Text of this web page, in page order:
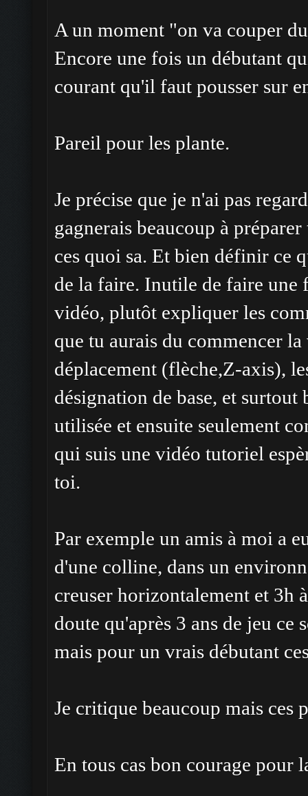
A un moment "on va couper
Encore une fois un débutant
courant qu'il faut pousser sur
Pareil pour les plante.
Je précise que je n'ai pas
gagnerais beaucoup à
ces quoi sa. Et bien définir ce
de la faire. Inutile de faire une
vidéo, plutôt expliquer les
que tu aurais du commencer
déplacement (flèche,Z-axis),
désignation de base, et
utilisée et ensuite seulement
qui suis une vidéo tutoriel
toi.
Par exemple un amis à moi a
d'une colline, dans un
creuser horizontalement et 3h
doute qu'après 3 ans de jeu ce
mais pour un vrais débutant
Je critique beaucoup mais ces
En tous cas bon courage pour